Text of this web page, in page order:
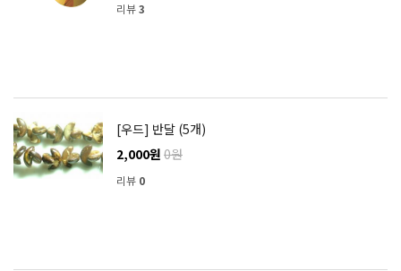
리뷰3
[우드] 반달 (5개)
2,000원 0원
리뷰 0